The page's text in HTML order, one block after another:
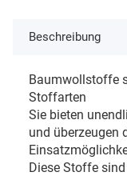
Beschreibung
Baumwollstoffe
Stoffarten
Sie bieten
und überzeugen
Diese Stoffe